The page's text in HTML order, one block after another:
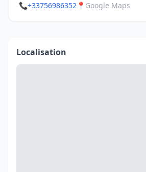
📞+33756986352 📍 Google Maps
Localisation